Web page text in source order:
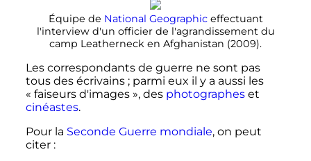
Équipe de National Geographiceffectuant
l'interview d'un officier de l'agrandissement du
camp Leatherneck en Afghanistan (2009).
Les correspondants de guerre ne sont pas
tous des écrivains ; parmi eux il y a aussi les
« faiseurs d'images », des photographeset
cinéastes.
Pour la Seconde Guerre mondiale, on peut
citer :